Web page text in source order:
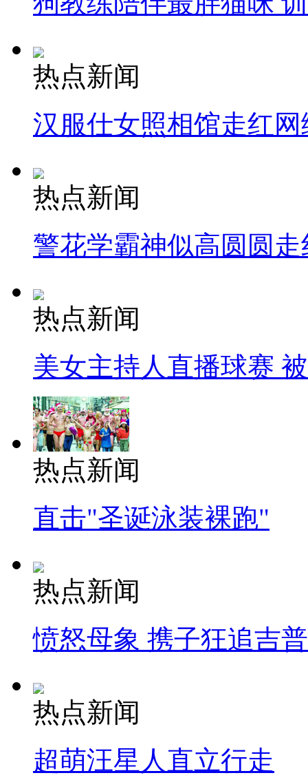
热点新闻
汉服仕女照相馆走红网
热点新闻
警花学霸神似高圆圆走
热点新闻
美女主持人直播球赛
热点新闻
直击"圣诞泳装裸跑"
热点新闻
愤怒母象 携子狂追吉
热点新闻
超萌汪星人直立行走